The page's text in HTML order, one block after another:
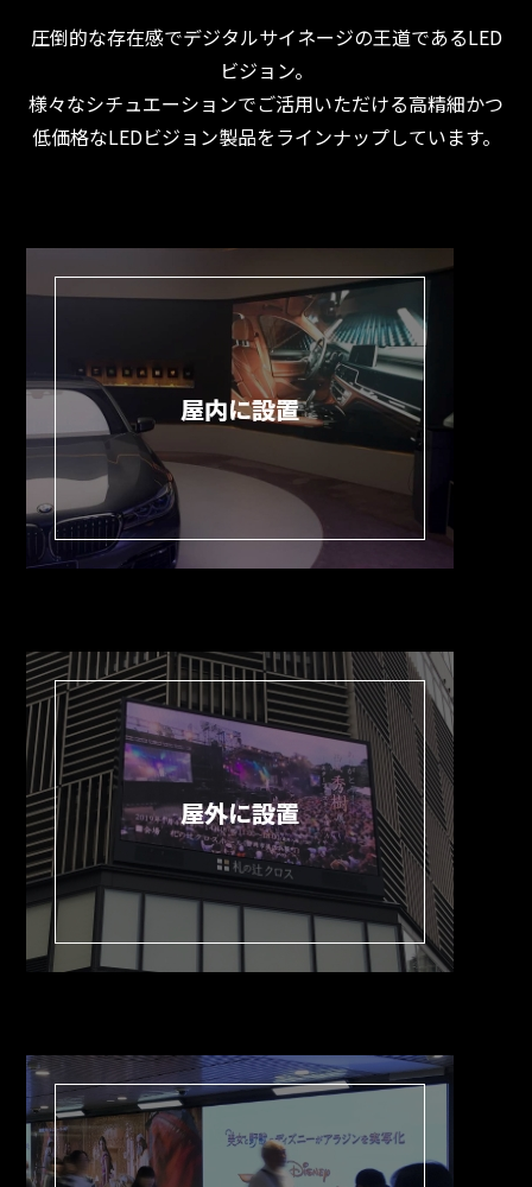
圧倒的な存在感でデジタルサイネージの王道であるLED
ビジョン。
様々なシチュエーションでご活用いただける高精細かつ
低価格なLEDビジョン製品をラインナップしています。